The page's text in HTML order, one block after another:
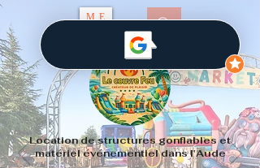
ME
Location de structures gonflables et
matériel événementiel dans l'Aude